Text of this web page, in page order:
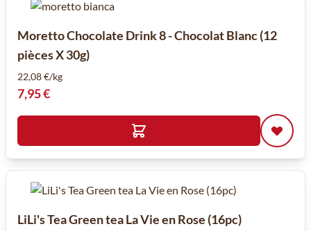
Moretto Chocolate Drink 8 - Chocolat Blanc (12
pièces X 30g)
22,08 €/kg
7,95 €
LiLi's Tea Green tea La Vie en Rose (16pc)